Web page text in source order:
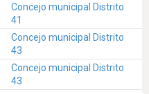
Concejo municipal Distrito
41
Concejo municipal Distrito
43
Concejo municipal Distrito
43